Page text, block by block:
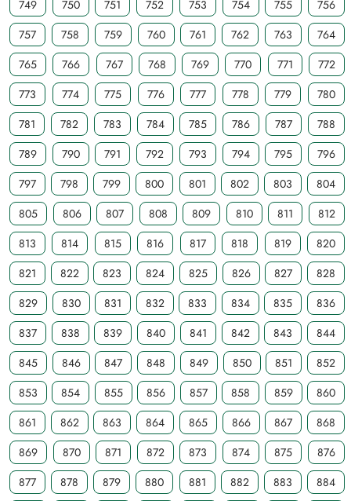
749 750 751 752 753 754 755
756
757
758 759 760 761 762 763
764
765
766 767 768 769 770 771
772
773
774 775 776 777 778 779
780
781
782 783 784 785 786 787
788
789
790 791 792 793 794 795
796
797
798 799 800 801 802 803
804
805
806 807 808 809 810 811
812
813
814 815 816 817 818 819
820
821
822 823 824 825 826 827
828
829
830 831 832 833 834 835
836
837
838 839 840 841 842 843
844
845
846 847 848 849 850 851
852
853
854 855 856 857 858 859
860
861
862 863 864 865 866 867
868
869
870 871 872 873 874 875
876
877
878 879 880 881 882 883
884